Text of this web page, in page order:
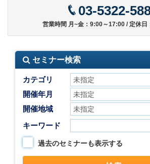
03-5322-
営業時間 月~金：9:00～17:00 / 定休日
セミナー検索
カテゴリ
開催年月
開催地域
キーワード
過去のセミナーも表示する